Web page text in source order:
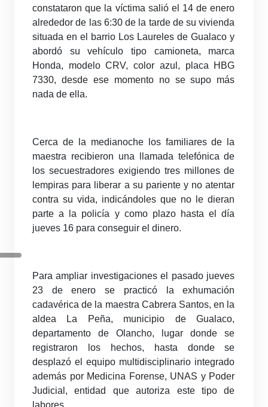
constataron que la víctima salió el 14 de enero
alrededor de las 6:30 de la tarde de su vivienda
situada en el barrio Los Laureles de Gualaco y
abordó su vehículo tipo camioneta, marca
Honda, modelo CRV, color azul, placa HBG
7330, desde ese momento no se supo más
nada de ella.
Cerca de la medianoche los familiares de la
maestra recibieron una llamada telefónica de
los secuestradores exigiendo tres millones de
lempiras para liberar a su pariente y no atentar
contra su vida, indicándoles que no le dieran
parte a la policía y como plazo hasta el día
jueves 16 para conseguir el dinero.
Para ampliar investigaciones el pasado jueves
23 de enero se practicó la exhumación
cadavérica de la maestra Cabrera Santos, en la
aldea La Peña, municipio de Gualaco,
departamento de Olancho, lugar donde se
registraron los hechos, hasta donde se
desplazó el equipo multidisciplinario integrado
además por Medicina Forense, UNAS y Poder
Judicial, entidad que autoriza este tipo de
labores.